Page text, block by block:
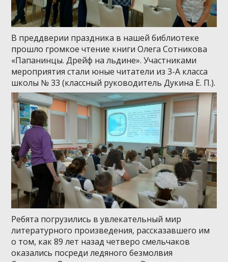
В преддверии праздника в нашей библиотеке
прошло громкое чтение книги Олега Сотникова
«Папанинцы. Дрейф на льдине». Участниками
мероприятия стали юные читатели из 3-А класса
школы № 33 (классный руководитель Дукина Е. П.).
Ребята погрузились в увлекательный мир
литературного произведения, рассказавшего им
о том, как 89 лет назад четверо смельчаков
оказались посреди ледяного безмолвия